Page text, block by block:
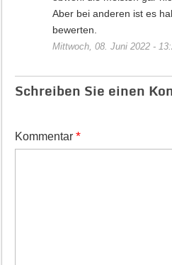
Aber bei anderen ist es
bewerten.
Mittwoch, 08. Juni 2022 -
Schreiben Sie einen
Kommentar *